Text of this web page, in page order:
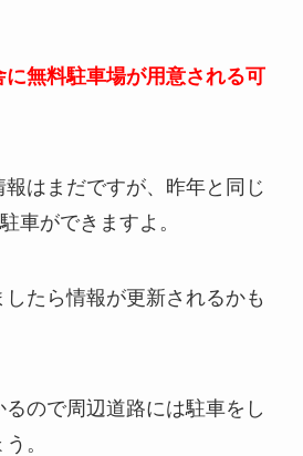
無料駐車場が用意される可
はまだですが、昨年と同じ
車ができますよ。
たら情報が更新されるかも
ので周辺道路には駐車をし
。